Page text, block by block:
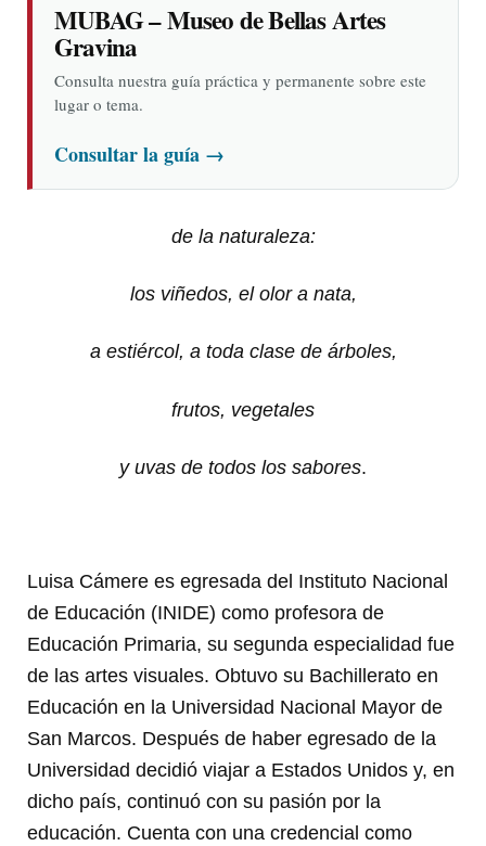
MUBAG – Museo de Bellas Artes
Gravina
Consulta nuestra guía práctica y permanente sobre este
lugar o tema.
Consultar la guía →
de la naturaleza:
los viñedos, el olor a nata,
a estiércol, a toda clase de árboles,
frutos, vegetales
y uvas de todos los sabores.
Luisa Cámere es egresada del Instituto Nacional
de Educación (INIDE) como profesora de
Educación Primaria, su segunda especialidad fue
de las artes visuales. Obtuvo su Bachillerato en
Educación en la Universidad Nacional Mayor de
San Marcos. Después de haber egresado de la
Universidad decidió viajar a Estados Unidos y, en
dicho país, continuó con su pasión por la
educación. Cuenta con una credencial como